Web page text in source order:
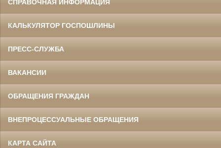
СПРАВОЧНАЯ ИНФОРМАЦИЯ
КАЛЬКУЛЯТОР ГОСПОШЛИНЫ
ПРЕСС-СЛУЖБА
ВАКАНСИИ
ОБРАЩЕНИЯ ГРАЖДАН
ВНЕПРОЦЕССУАЛЬНЫЕ ОБРАЩЕНИЯ
КАРТА САЙТА